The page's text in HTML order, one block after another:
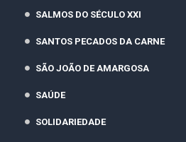
SALMOS DO SÉCULO XXI
SANTOS PECADOS DA CARNE
SÃO JOÃO DE AMARGOSA
SAÚDE
SOLIDARIEDADE